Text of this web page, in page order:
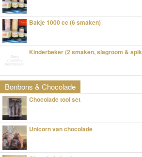
Bakje 1000 cc (6 smaken)
Kinderbeker (2 smaken, slagroom &
Bonbons & Chocolade
Chocolade tool set
Unicorn van chocolade